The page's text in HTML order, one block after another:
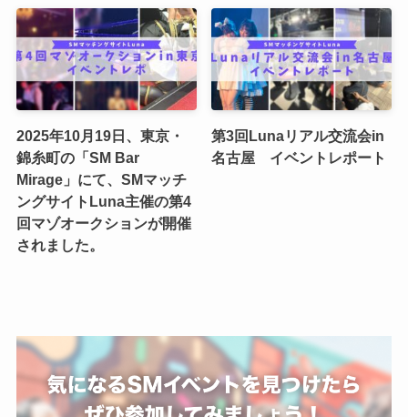
2025年10月19日、東京・
錦糸町の「SM Bar
Mirage」にて、SMマッチ
ングサイトLuna主催の第4
回マゾオークションが開催
されました。
第3回Lunaリアル交流会in
名古屋 イベントレポート